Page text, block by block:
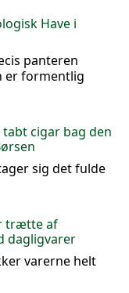
Have i
panteren
er formentlig
cigar bag den
sig det fulde
trætte af
dagligvarer
varerne helt